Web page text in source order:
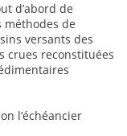
d’abord de
de
versants des
crues reconstituées
l’échéancier